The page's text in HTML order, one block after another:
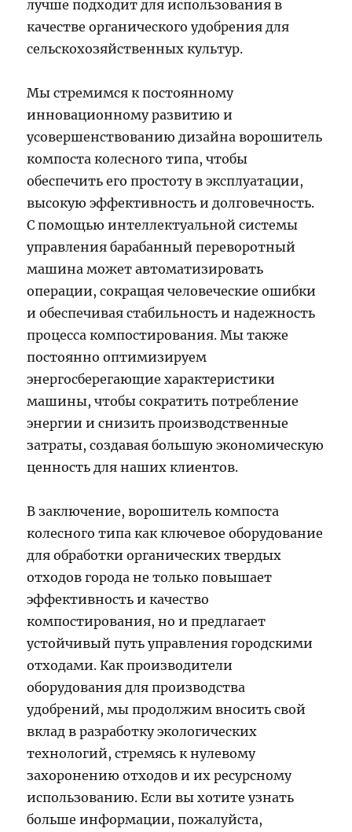
лучше подходит для использования в
качестве органического удобрения для
сельскохозяйственных культур.
Мы стремимся к постоянному
инновационному развитию и
усовершенствованию дизайна ворошитель
компоста колесного типа, чтобы
обеспечить его простоту в эксплуатации,
высокую эффективность и долговечность.
С помощью интеллектуальной системы
управления барабанный переворотный
машина может автоматизировать
операции, сокращая человеческие ошибки
и обеспечивая стабильность и надежность
процесса компостирования. Мы также
постоянно оптимизируем
энергосберегающие характеристики
машины, чтобы сократить потребление
энергии и снизить производственные
затраты, создавая большую экономическую
ценность для наших клиентов.
В заключение, ворошитель компоста
колесного типа как ключевое оборудование
для обработки органических твердых
отходов города не только повышает
эффективность и качество
компостирования, но и предлагает
устойчивый путь управления городскими
отходами. Как производители
оборудования для производства
удобрений, мы продолжим вносить свой
вклад в разработку экологических
технологий, стремясь к нулевому
захоронению отходов и их ресурсному
использованию. Если вы хотите узнать
больше информации, пожалуйста,